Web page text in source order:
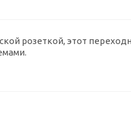
розеткой, этот